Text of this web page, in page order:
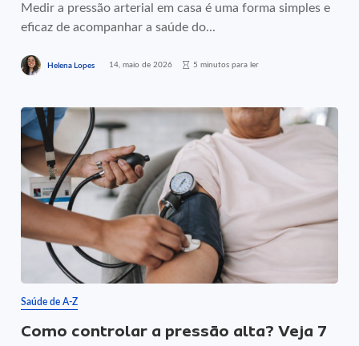
Medir a pressão arterial em casa é uma forma simples e
eficaz de acompanhar a saúde do...
Helena Lopes 14, maio de 2026 5 minutos para ler
Saúde de A-Z
Como controlar a pressão alta? Veja 7